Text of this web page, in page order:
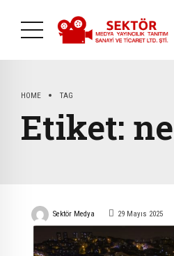
HOME TAG
Etiket:
Sektör Medya 29 Mayıs 2025